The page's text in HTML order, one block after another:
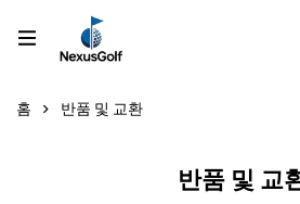
홈 반품 및 교환
반품 및 교